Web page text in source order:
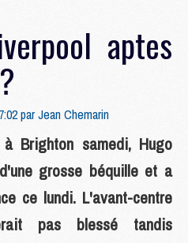
aptes
parJean Chemarin
Brighton samedi, Hugo
grosse béquille et a
ce lundi. L'avant-centre
pas blessé tandis